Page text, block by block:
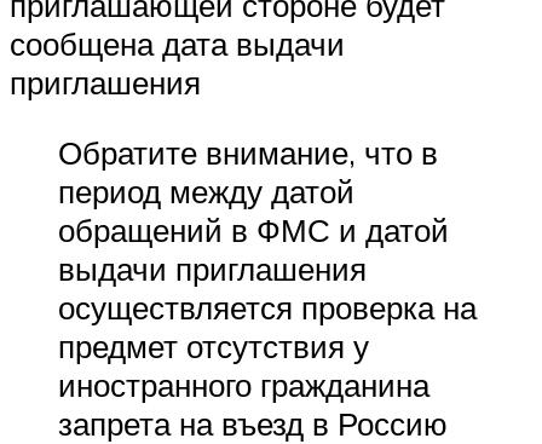
сообщена дата выдачи
приглашения
Обратите внимание, что в
период между датой
обращений в ФМС и датой
выдачи приглашения
осуществляется проверка на
предмет отсутствия у
иностранного гражданина
запрета на въезд в Россию